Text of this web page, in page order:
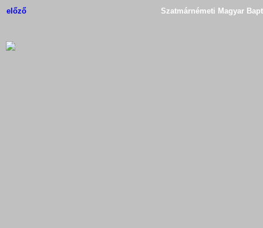
előző Szatmárnémeti Magyar